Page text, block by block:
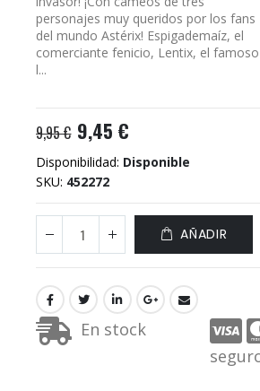
personajes muy queridos por los fans
del mundo Astérix! Espigademaíz, el
comerciante fenicio, Lentix, el famoso
l...
9,95 € 9,45 €
Disponibilidad: Disponible
SKU 452272
AÑADIR
En stock